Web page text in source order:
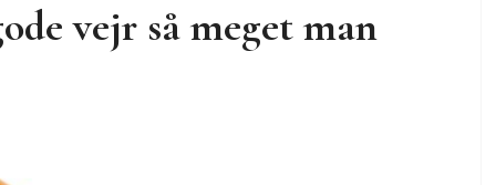
vejr så meget man